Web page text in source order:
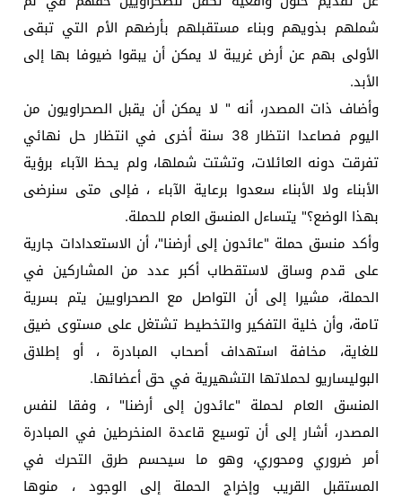
شملهم بذويهم وبناء مستقبلهم بأرضهم الأم التي تبقى
الأولى بهم عن أرض غريبة لا يمكن أن يبقوا ضيوفا بها إلى
الأبد.
وأضاف ذات المصدر، أنه " لا يمكن أن يقبل الصحراويون من
اليوم فصاعدا انتظار 38 سنة أخرى في انتظار حل نهائي
تفرقت دونه العائلات، وتشتت شملها، ولم يحظ الآباء برؤية
الأبناء ولا الأبناء سعدوا برعاية الآباء ، فإلى متى سنرضى
بهذا الوضع؟" يتساءل المنسق العام للحملة.
وأكد منسق حملة "عائدون إلى أرضنا"، أن الاستعدادات جارية
على قدم وساق لاستقطاب أكبر عدد من المشاركين في
الحملة، مشيرا إلى أن التواصل مع الصحراويين يتم بسرية
تامة، وأن خلية التفكير والتخطيط تشتغل على مستوى ضيق
للغاية، مخافة استهداف أصحاب المبادرة ، أو إطلاق
البوليساريو لحملاتها التشهيرية في حق أعضائها.
المنسق العام لحملة "عائدون إلى أرضنا" ، وفقا لنفس
المصدر، أشار إلى أن توسيع قاعدة المنخرطين في المبادرة
أمر ضروري ومحوري، وهو ما سيحسم طرق التحرك في
المستقبل القريب وإخراج الحملة إلى الوجود ، منوها